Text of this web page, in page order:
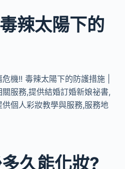
辣太陽下的
機!! 毒辣太陽下的防護措施 |
服務,提供結婚訂婚新娘祕書,
個人彩妝教學與服務,服務地
久能化妝?